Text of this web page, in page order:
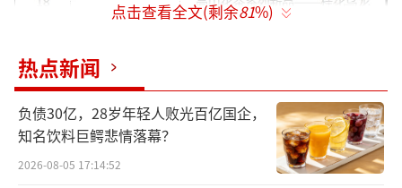
点击查看全文(剩余81%)
热点新闻
负债30亿，28岁年轻人败光百亿国企，
知名饮料巨鳄悲情落幕？
2026-08-05 17:14:52